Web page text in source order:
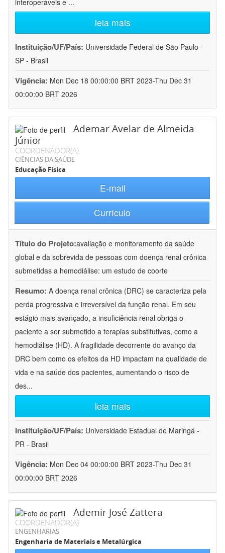
interoperáveis e ...
leia mais
Instituição/UF/País: Universidade Federal de São Paulo -
SP - Brasil
Vigência: Mon Dec 18 00:00:00 BRT 2023-Thu Dec 31
00:00:00 BRT 2026
Ademar Avelar de Almeida
Júnior
COORDENADOR(A)
CIÊNCIAS DA SAÚDE
Educação Física
E-mail
Currículo
Título do Projeto:avaliação e monitoramento da saúde
global e da sobrevida de pessoas com doença renal crônica
submetidas a hemodiálise: um estudo de coorte
Resumo: A doença renal crônica (DRC) se caracteriza pela
perda progressiva e irreversível da função renal. Em seu
estágio mais avançado, a insuficiência renal obriga o
paciente a ser submetido a terapias substitutivas, como a
hemodiálise (HD). A fragilidade decorrente do avanço da
DRC bem como os efeitos da HD impactam na qualidade de
vida e na saúde dos pacientes, aumentando o risco de
des...
leia mais
Instituição/UF/País: Universidade Estadual de Maringá -
PR - Brasil
Vigência: Mon Dec 04 00:00:00 BRT 2023-Thu Dec 31
00:00:00 BRT 2026
Ademir José Zattera
COORDENADOR(A)
ENGENHARIAS
Engenharia de Materiais e Metalúrgica